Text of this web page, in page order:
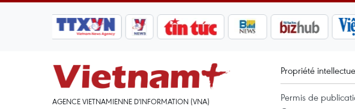
AGENCE VIETNAMIENNE D'INFORMATION (VNA)
Propriété
Permis de